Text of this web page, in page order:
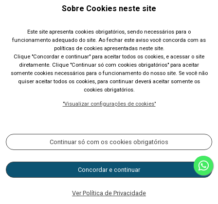
Todos os Eventos
Sobre Cookies neste site
Este site apresenta cookies obrigatórios, sendo necessários para o
funcionamento adequado do site. Ao fechar este aviso você concorda com as
políticas de cookies apresentadas neste site.
Clique "Concordar e continuar" para aceitar todos os cookies, e acessar o site
diretamente. Clique "Continuar só com cookies obrigatórios" para aceitar
somente cookies necessários para o funcionamento do nosso site. Se você não
quiser aceitar todos os cookies, para continuar deverá aceitar somente os
cookies obrigatórios.
"Visualizar configurações de cookies"
Continuar só com os cookies obrigatórios
Concordar e continuar
Ver Política de Privacidade
Prefeitura Municipal de Lajeado (RS)
Rua Cel. Júlio May, 242 - Telefone (51) 3982 1000
CNPJ 87.297.982/0001-03
ouvidoria@lajeado.rs.gov.br